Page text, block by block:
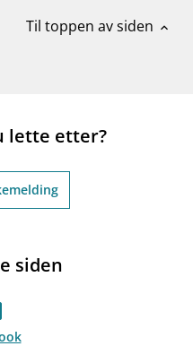
Til toppen av siden expand_less
lette etter?
siden